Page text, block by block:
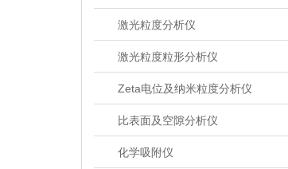
激光粒度分析仪
激光粒度粒形分析仪
Zeta电位及纳米粒度分析仪
比表面及空隙分析仪
化学吸附仪